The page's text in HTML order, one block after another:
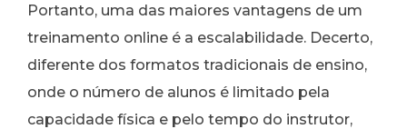
Portanto, uma das maiores vantagens de um
treinamento online é a escalabilidade. Decerto,
diferente dos formatos tradicionais de ensino,
onde o número de alunos é limitado pela
capacidade física e pelo tempo do instrutor,